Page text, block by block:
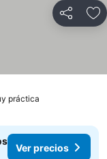
Compartir
práctica
Ver precios